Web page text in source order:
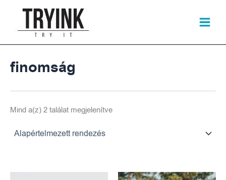
content
finomság
Mind a(z) 2 találat megjelenítve